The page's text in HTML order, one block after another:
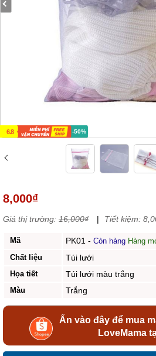
6.8 -50%
8,000₫
Giá thị trường: 16,000₫ | Tiết kiệm:
Mã PK01 - Còn hàng Hàng
Chất liệu
Túi lưới
Họa tiết Túi lưới màu trắng
Màu Trắng
Ấn vào đây để mua
LoveMama